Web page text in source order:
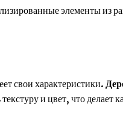
элементы из
свои характеристики.
и цвет, что